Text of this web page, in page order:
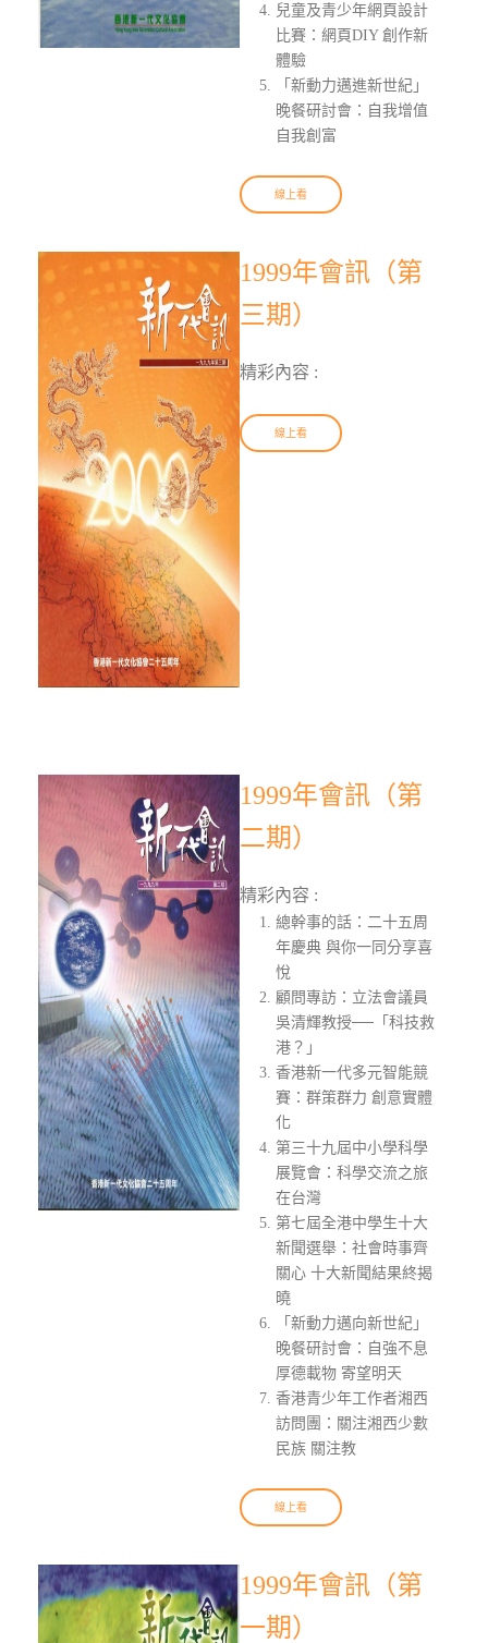
兒童及青少年網頁設計
比賽：網頁DIY 創作新
體驗
「新動力邁進新世紀」
晚餐研討會：自我增值
自我創富
線上看
1999年會訊（第
三期）
精彩內容 :
線上看
1999年會訊（第
二期）
精彩內容 :
總幹事的話：二十五周
年慶典 與你一同分享喜
悅
顧問專訪：立法會議員
吳清輝教授──「科技救
港？」
香港新一代多元智能競
賽：群策群力 創意實體
化
第三十九屆中小學科學
展覽會：科學交流之旅
在台灣
第七屆全港中學生十大
新聞選舉：社會時事齊
關心 十大新聞結果終揭
曉
「新動力邁向新世紀」
晚餐研討會：自強不息
厚德載物 寄望明天
香港青少年工作者湘西
訪問團：關注湘西少數
民族 關注教
線上看
1999年會訊（第
一期）